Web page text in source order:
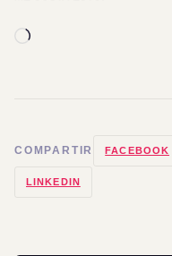
Cargando...
COMPARTIR FACEBOOK
LINKEDIN